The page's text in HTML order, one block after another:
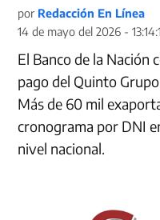
por Redacción En Línea
14 de mayo del 2026 -
El Banco de la Nación
pago del Quinto
Más de 60 mil
cronograma por DNI
nivel nacional.